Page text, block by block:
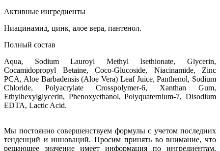
Активные ингредиенты
Ниацинамид, цинк, алое вера, пантенол.
Полный состав
Aqua, Sodium Lauroyl Methyl Isethionate, Glycerin,
Cocamidopropyl Betaine, Coco-Glucoside, Niacinamide, Zinc
PCA, Aloe Barbadensis (Aloe Vera) Leaf Juice, Panthenol, Sodium
Chloride, Polyacrylate Crosspolymer-6, Xanthan Gum,
Ethylhexylglycerin, Phenoxyethanol, Polyquaternium-7, Disodium
EDTA, Lactic Acid.
Мы постоянно совершенствуем формулы с учетом последних
тенденций и инноваций. Просим принять во внимание, что
решающее значение имеет информация по ингредиентам,